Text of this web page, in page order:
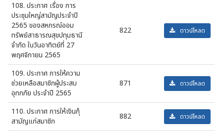
108. ประกาศ เรื่อง การ
ประชุมใหญ่สามัญประจำปี
2565 ของสหกรณ์ออม
ทรัพย์สาธารณสุขปทุมธานี
จำกัด ในวันอาทิตย์ที่ 27
พฤศจิกายน 2565
822 ดาวน์โหลด
109. ประกาศ การให้ความ
ช่วยเหลือสมาชิกผู้ประสบ
อุทกภัย ประจำปี 2565
871 ดาวน์โหลด
110. ประกาศ การให้เงินกุ้
สามัญแก่สมาชิก
882 ดาวน์โหลด